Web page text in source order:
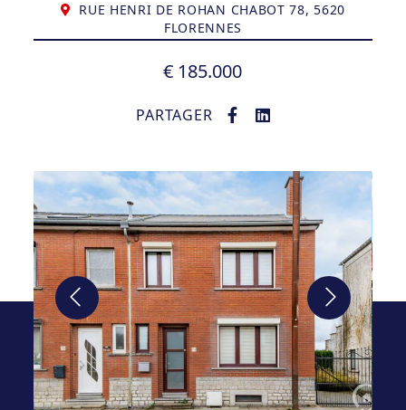
RUE HENRI DE ROHAN CHABOT 78, 5620
FLORENNES
€ 185.000
PARTAGER